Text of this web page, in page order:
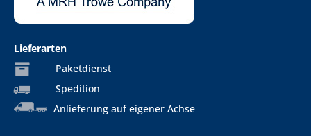
Lieferarten
Paketdienst
Spedition
Anlieferung auf eigener Achse